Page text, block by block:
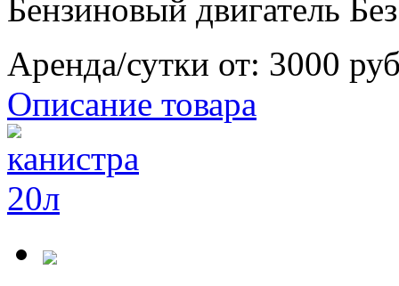
Бензиновый двигатель
Аренда/сутки от: 3000
Описание товара